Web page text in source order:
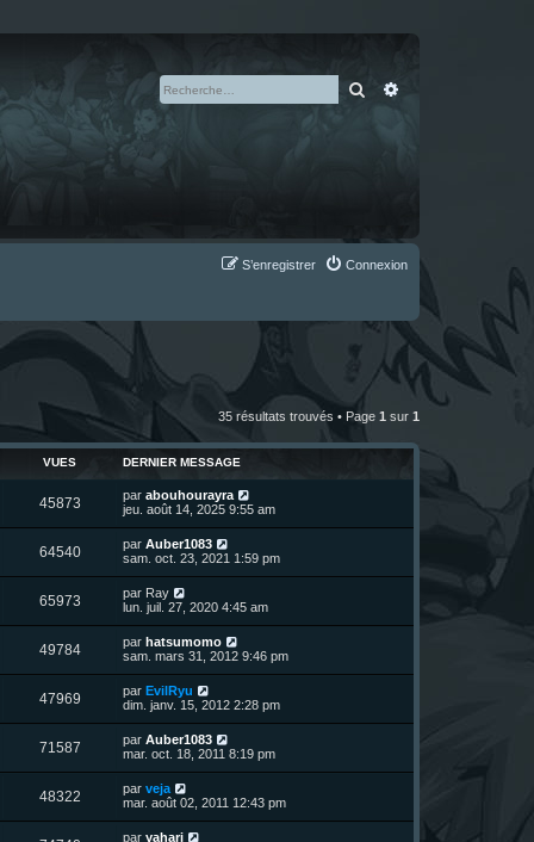
Rechercher
Connexion
S’enregistrer
35 résultats trouvés • Page 1 sur 1
VUES DERNIER MESSAGE
45873V
u
s
D
e
i
e
r
m
e
s
s
a
g
e
par abouhourayra
jeu. août 14, 2025 9:55 am
64540V
u
s
D
e
i
e
r
m
e
s
s
a
g
e
par Auber1083
sam. oct. 23, 2021 1:59 pm
65973V
u
s
D
e
i
e
r
m
e
s
s
a
g
e
par Ray
lun. juil. 27, 2020 4:45 am
49784V
u
s
D
e
i
e
r
m
e
s
s
a
g
e
par hatsumomo
sam. mars 31, 2012 9:46 pm
47969V
u
s
D
e
i
e
r
m
e
s
s
par EvilRyu
dim. janv. 15, 2012 2:28 pm
71587V
u
D
e
i
e
r
m
par Auber1083
mar. oct. 18, 2011 8:19 pm
48322V
u
D
e
par veja
mar. août 02, 2011 12:43 pm
D
par yahari